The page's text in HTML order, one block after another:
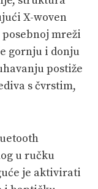
X-woven
mreži
gornju i donju
postiže
s čvrstim,
u ručku
je aktivirati